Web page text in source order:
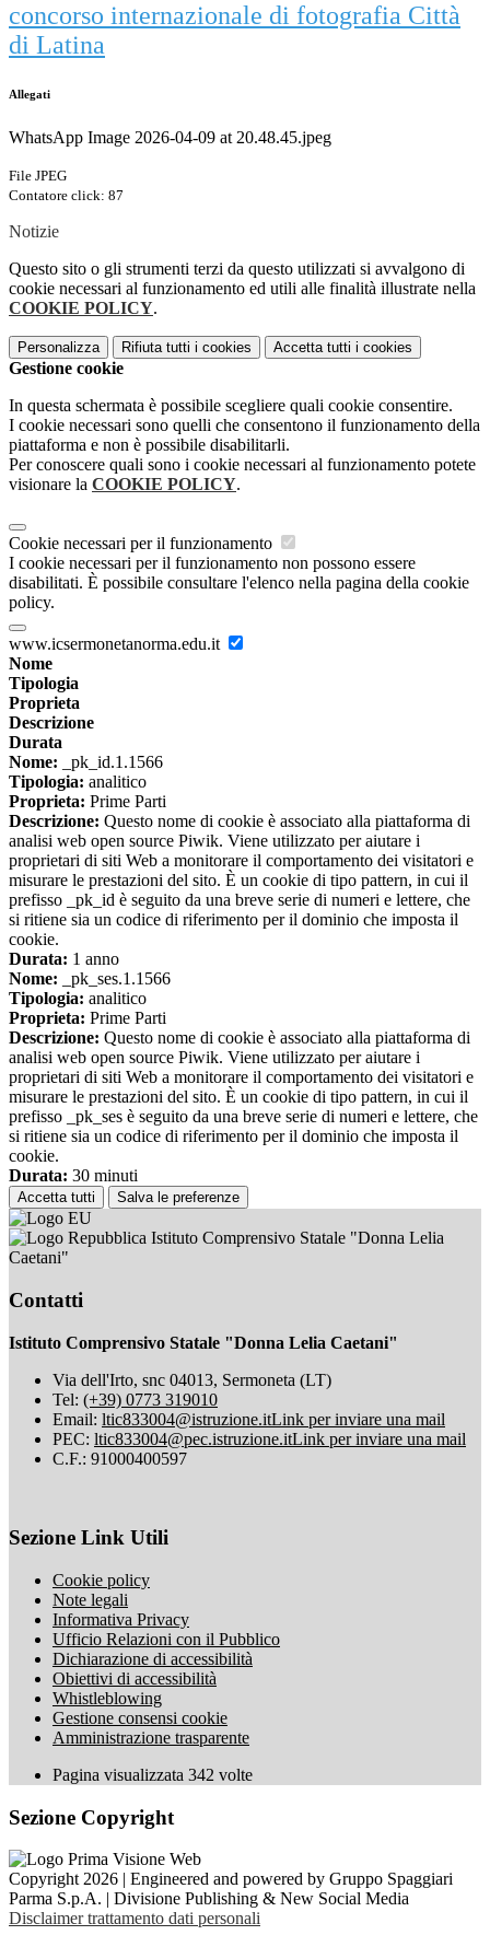
concorso internazionale di fotografia Città
di Latina
Allegati
WhatsApp Image 2026-04-09 at 20.48.45.jpeg
File JPEG
Contatore click: 87
Notizie
Questo sito o gli strumenti terzi da questo utilizzati si avvalgono di
cookie necessari al funzionamento ed utili alle finalità illustrate nella
COOKIE POLICY.
Personalizza Rifiuta tutti i cookies Accetta tutti i cookies
Gestione cookie
In questa schermata è possibile scegliere quali cookie consentire.
I cookie necessari sono quelli che consentono il funzionamento della
piattaforma e non è possibile disabilitarli.
Per conoscere quali sono i cookie necessari al funzionamento potete
visionare la COOKIE POLICY.
Cookie necessari per il funzionamento
I cookie necessari per il funzionamento non possono essere
disabilitati. È possibile consultare l'elenco nella pagina della cookie
policy.
www.icsermonetanorma.edu.it
Nome
Tipologia
Proprieta
Descrizione
Durata
Nome: _pk_id.1.1566
Tipologia: analitico
Proprieta: Prime Parti
Descrizione: Questo nome di cookie è associato alla piattaforma di
analisi web open source Piwik. Viene utilizzato per aiutare i
proprietari di siti Web a monitorare il comportamento dei visitatori e
misurare le prestazioni del sito. È un cookie di tipo pattern, in cui il
prefisso _pk_id è seguito da una breve serie di numeri e lettere, che
si ritiene sia un codice di riferimento per il dominio che imposta il
cookie.
Durata: 1 anno
Nome: _pk_ses.1.1566
Tipologia: analitico
Proprieta: Prime Parti
Descrizione: Questo nome di cookie è associato alla piattaforma di
analisi web open source Piwik. Viene utilizzato per aiutare i
proprietari di siti Web a monitorare il comportamento dei visitatori e
misurare le prestazioni del sito. È un cookie di tipo pattern, in cui il
prefisso _pk_ses è seguito da una breve serie di numeri e lettere, che
si ritiene sia un codice di riferimento per il dominio che imposta il
cookie.
Durata: 30 minuti
Accetta tutti Salva le preferenze
Istituto Comprensivo Statale "Donna Lelia
Caetani"
Contatti
Istituto Comprensivo Statale "Donna Lelia Caetani"
Via dell'Irto, snc 04013, Sermoneta (LT)
Tel: (+39) 0773 319010
Email: ltic833004@istruzione.itLink per inviare una mail
PEC: ltic833004@pec.istruzione.itLink per inviare una mail
C.F.: 91000400597
Sezione Link Utili
Cookie policy
Note legali
Informativa Privacy
Ufficio Relazioni con il Pubblico
Dichiarazione di accessibilità
Obiettivi di accessibilità
Whistleblowing
Gestione consensi cookie
Amministrazione trasparente
Pagina visualizzata 342 volte
Sezione Copyright
Copyright 2026 | Engineered and powered by Gruppo Spaggiari
Parma S.p.A. | Divisione Publishing & New Social Media
Disclaimer trattamento dati personali